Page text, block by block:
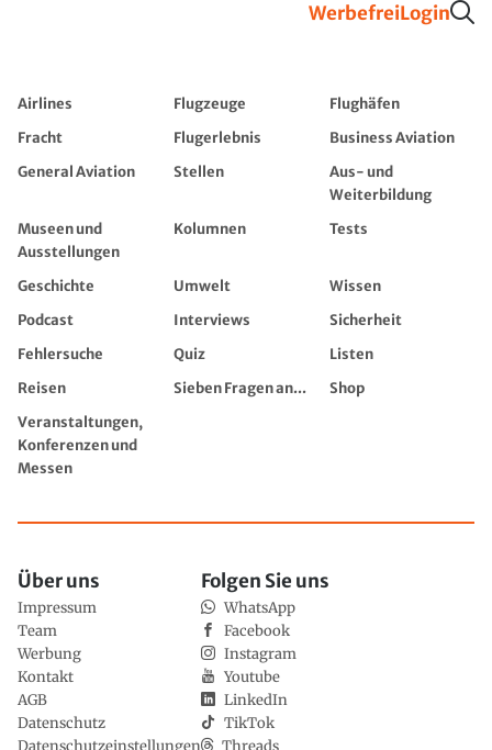
WerbefreiLogin
Airlines Flugzeuge
Flughäfen
Fracht
Flugerlebnis
Business Aviation
General Aviation
Stellen
Aus- und
Weiterbildung
Museen und
Ausstellungen
Kolumnen Tests
Geschichte Umwelt
Wissen
Podcast
Interviews
Sicherheit
Fehlersuche
Quiz
Listen
Reisen
Sieben Fragen an...
Shop
Veranstaltungen,
Konferenzen und
Messen
Über uns
Impressum
Team
Werbung
Kontakt
AGB
Datenschutz
Folgen Sie uns
WhatsApp
Facebook
Instagram
Youtube
LinkedIn
TikTok